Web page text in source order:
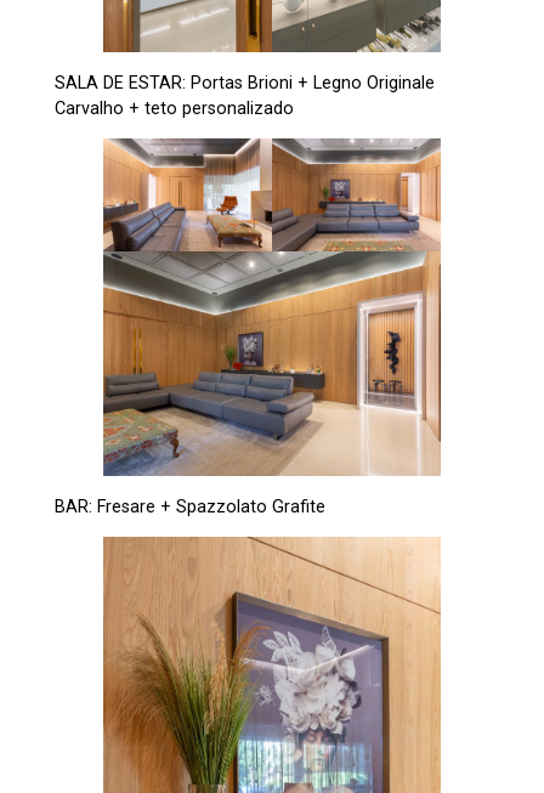
SALA DE ESTAR: Portas Brioni + Legno Originale
Carvalho + teto personalizado
BAR: Fresare + Spazzolato Grafite